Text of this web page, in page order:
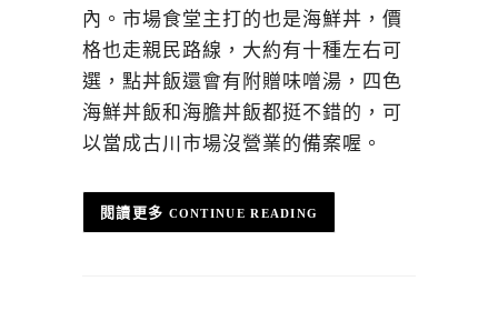
內。市場食堂主打的也是海鮮丼，價
格也走親民路線，大約有十種左右可
選，點丼飯還會有附贈味噌湯，四色
海鮮丼飯和海膽丼飯都挺不錯的，可
以當成古川市場沒營業的備案喔。
CONTINUE READING